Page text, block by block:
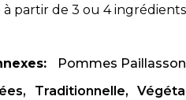
à partir de 3 ou 4
Pommes Paillasson
Traditionnelle